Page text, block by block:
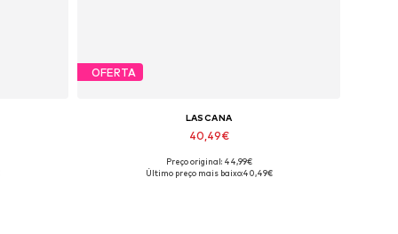
OFERTA
LASCANA
40,49€
Tamanhos disponíveis: 39, 42
Preço original: 44,99€
Último preço mais baixo:40,49€